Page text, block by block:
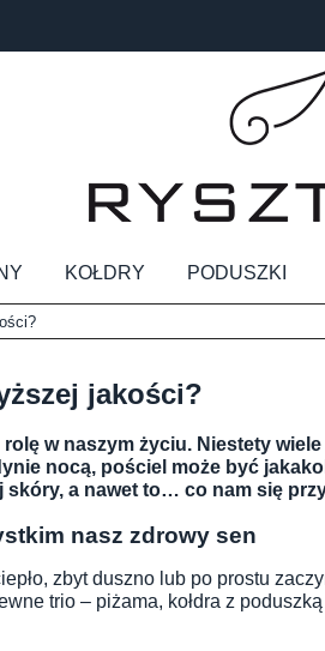
KOŁDRY PODUSZKI
jakości?
w naszym życiu. Niestety
nocą, pościel może być
a nawet to… co nam się
nasz zdrowy sen
zbyt duszno lub po prostu
trio – piżama, kołdra z